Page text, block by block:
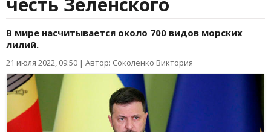
В мире насчитывается около 700 видов морских
лилий.
21 июля 2022, 09:50 | Автор: Соколенко Виктория